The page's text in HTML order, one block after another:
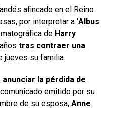
afincado en el Reino
por interpretar a ‘Albus
de Harry
tras contraer una
jueves su familia.
la pérdida de
emitido por su
de su esposa, Anne